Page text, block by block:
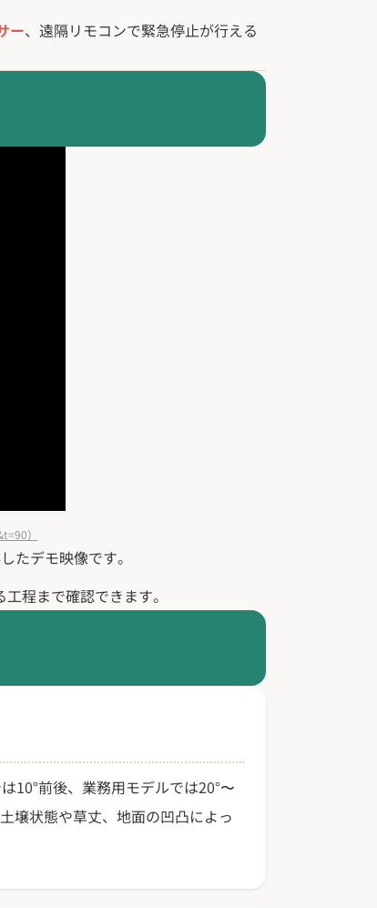
ー、遠隔リモコンで緊急停止が行える
）
たデモ映像です。
程まで確認できます。
10°前後、業務用モデルでは20°〜
壌状態や草丈、地面の凹凸によっ